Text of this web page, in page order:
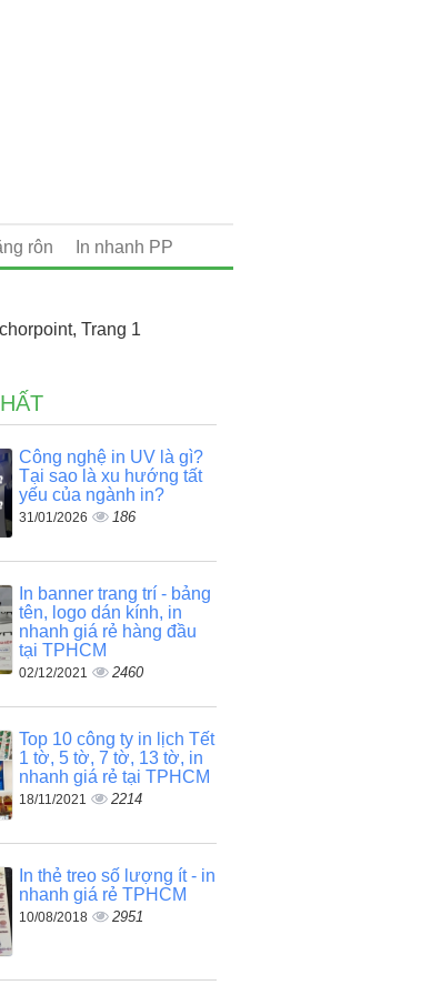
rôn In nhanh PP
Trang 1
Công nghệ in UV là gì?
Tại sao là xu hướng tất
yếu của ngành in?
31/01/2026 186
In banner trang trí - bảng
tên, logo dán kính, in
nhanh giá rẻ hàng đầu
tại TPHCM
02/12/2021 2460
Top 10 công ty in lịch Tết
1 tờ, 5 tờ, 7 tờ, 13 tờ, in
nhanh giá rẻ tại TPHCM
18/11/2021 2214
In thẻ treo số lượng ít - in
nhanh giá rẻ TPHCM
10/08/2018 2951